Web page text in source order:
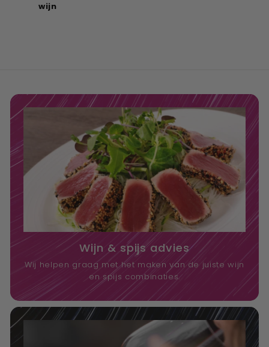
wijn
Wijn & spijs advies
Wij helpen graag met het maken van de juiste wijn
en spijs combinaties.